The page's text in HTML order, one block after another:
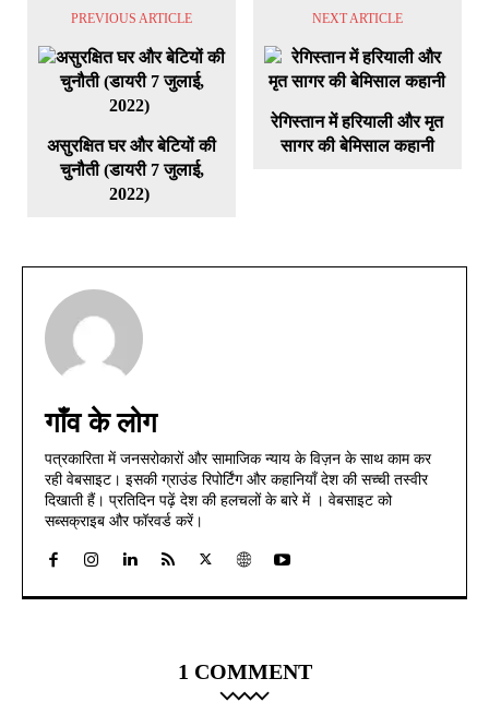
PREVIOUS ARTICLE
असुरक्षित घर और बेटियों की
चुनौती (डायरी 7 जुलाई,
2022)
NEXT ARTICLE
रेगिस्तान में हरियाली और मृत
सागर की बेमिसाल कहानी
गाँव के लोग
पत्रकारिता में जनसरोकारों और सामाजिक न्याय के विज़न के साथ काम कर
रही वेबसाइट। इसकी ग्राउंड रिपोर्टिंग और कहानियाँ देश की सच्ची तस्वीर
दिखाती हैं। प्रतिदिन पढ़ें देश की हलचलों के बारे में । वेबसाइट को
सब्सक्राइब और फॉरवर्ड करें।
1 COMMENT